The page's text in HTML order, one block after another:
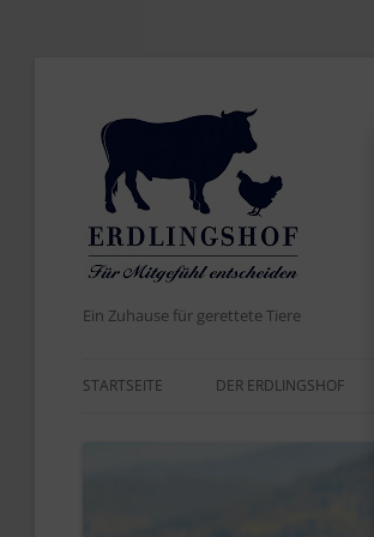
Ein Zuhause für gerettete Tiere
STARTSEITE DER ERDLINGSHOF